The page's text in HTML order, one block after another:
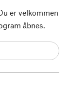
er velkommen
åbnes.